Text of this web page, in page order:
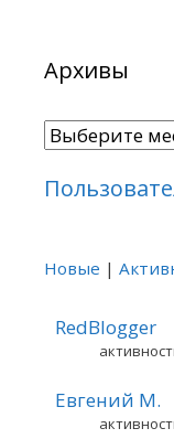
Архивы
Архивы
Новые |
RedBlogger
Евгений М.